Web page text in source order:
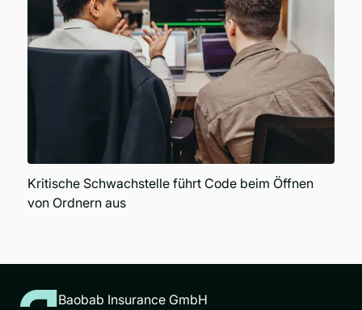
Kritische Schwachstelle führt Code beim Öffnen
von Ordnern aus
Baobab Insurance GmbH